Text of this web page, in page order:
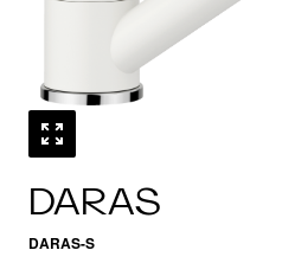
DARAS
DARAS-S